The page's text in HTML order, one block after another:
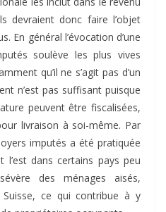
devraient donc faire l’objet
En général l’évocation d’une
soulève les plus vives
qu’il ne s’agit pas d’un
n’est pas suffisant puisque
peuvent être fiscalisées,
livraison à soi-même. Par
imputés a été pratiquée
l’est dans certains pays peu
des ménages aisés,
Suisse, ce qui contribue à y